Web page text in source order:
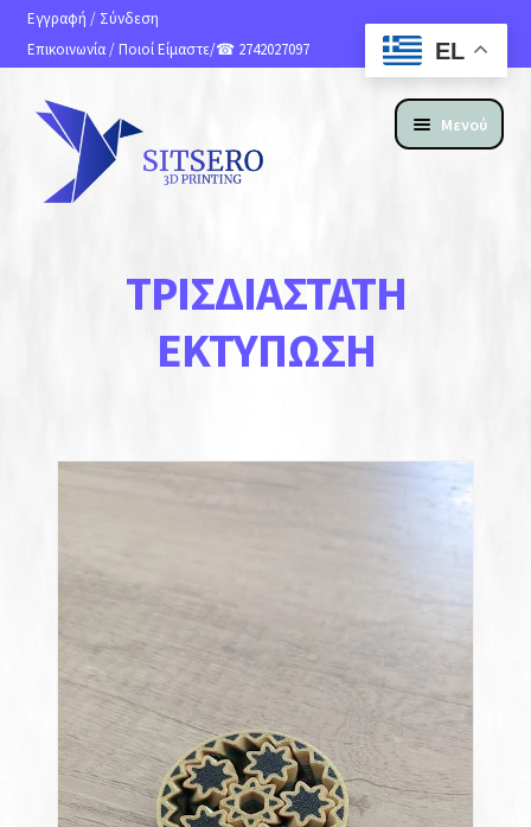
Εγγραφή / Σύνδεση
Επικοινωνία/ Ποιοί Είμαστε/☎ 2742027097
Μενού
ΥΠΗΡΕΣΙΕΣ 3D PRINTING
ΤΡΙΣΔΙΆΣΤΑΤΗ
ΕΚΤΎΠΩΣΗ
EL